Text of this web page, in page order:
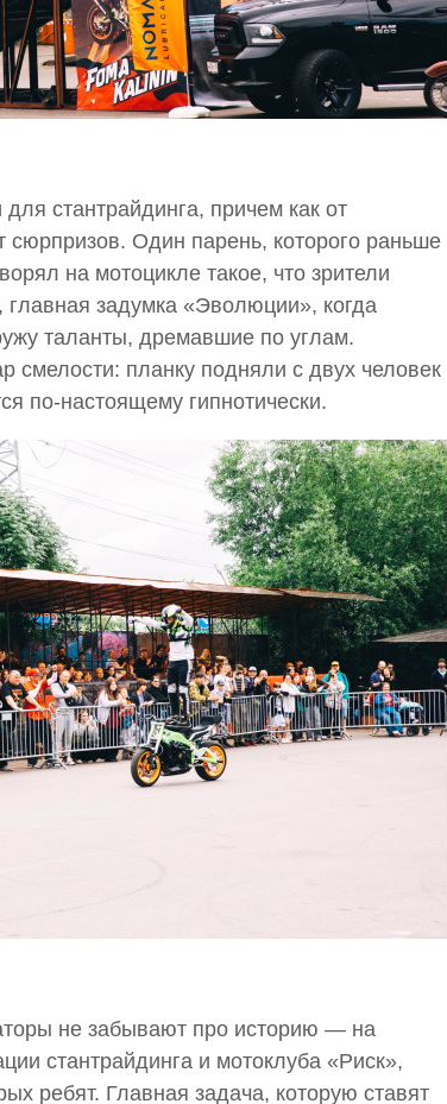
стантрайдинга, причем как от
сюрпризов. Один парень, которого раньше
на мотоцикле такое, что зрители
задумка «Эволюции», когда
таланты, дремавшие по углам.
смелости: планку подняли с двух человек
по-настоящему гипнотически.
не забывают про историю — на
стантрайдинга и мотоклуба «Риск»,
ребят. Главная задача, которую ставят